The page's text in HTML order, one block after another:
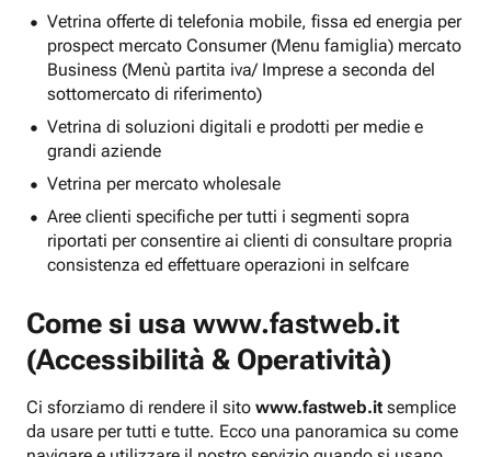
Vetrina offerte di telefonia mobile, fissa ed energia per
prospect mercato Consumer (Menu famiglia) mercato
Business (Menù partita iva/ Imprese a seconda del
sottomercato di riferimento)
Vetrina di soluzioni digitali e prodotti per medie e
grandi aziende
Vetrina per mercato wholesale
Aree clienti specifiche per tutti i segmenti sopra
riportati per consentire ai clienti di consultare propria
consistenza ed effettuare operazioni in selfcare
Come si usa www.fastweb.it
(Accessibilità & Operatività)
Ci sforziamo di rendere il sito www.fastweb.it semplice
da usare per tutti e tutte. Ecco una panoramica su come